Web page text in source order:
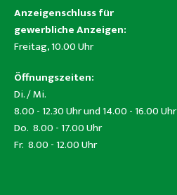
Anzeigenschluss für
gewerbliche Anzeigen:
Freitag, 10.00 Uhr
Öffnungszeiten:
Di. / Mi.
8.00 - 12.30 Uhr und 14.00 - 16.00 Uhr
Do. 8.00 - 17.00 Uhr
Fr. 8.00 - 12.00 Uhr